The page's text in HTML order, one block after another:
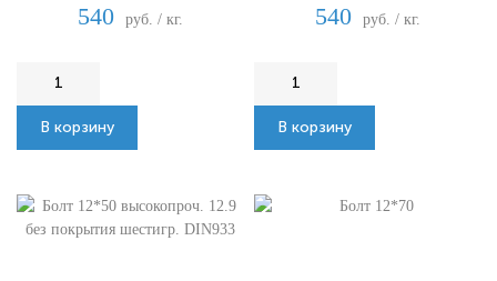
540
руб. / кг.
В корзину
540
руб. / кг.
В корзину